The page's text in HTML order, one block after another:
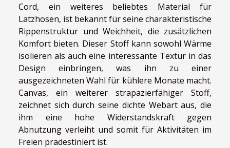
Cord, ein weiteres beliebtes Material für
Latzhosen, ist bekannt für seine charakteristische
Rippenstruktur und Weichheit, die zusätzlichen
Komfort bieten. Dieser Stoff kann sowohl Wärme
isolieren als auch eine interessante Textur in das
Design einbringen, was ihn zu einer
ausgezeichneten Wahl für kühlere Monate macht.
Canvas, ein weiterer strapazierfähiger Stoff,
zeichnet sich durch seine dichte Webart aus, die
ihm eine hohe Widerstandskraft gegen
Abnutzung verleiht und somit für Aktivitäten im
Freien prädestiniert ist.